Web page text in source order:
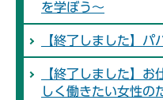
を学ぼう～
【終了しました】
【終了しました】
しく働きたい女性の